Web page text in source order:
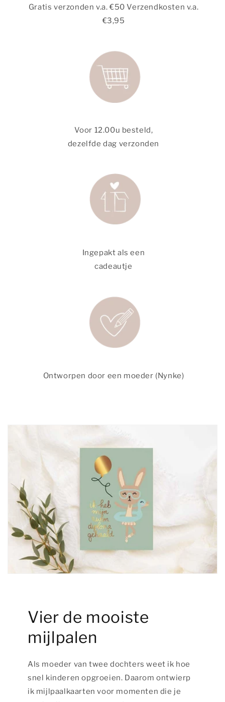
Gratis verzonden v.a. €50 Verzendkosten v.a.
€3,95
Voor 12.00u besteld,
dezelfde dag verzonden
Ingepakt als een
cadeautje
Ontworpen door een moeder (Nynke)
Vier de mooiste
mijlpalen
Als moeder van twee dochters weet ik hoe
snel kinderen opgroeien. Daarom ontwierp
ik mijlpaalkaarten voor momenten die je